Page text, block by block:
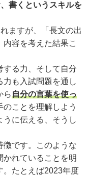
書くというスキルを
ますが、「長文の出
容を考えた結果こ
る力、そして自分
も入試問題を通し
ら自分の言葉を使っ
ことを理解しよう
うに伝える、そうし
です。このような
かれていることを明
。たとえば2023年度